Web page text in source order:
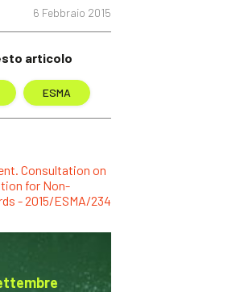
6 Febbraio 2015
articolo
ESMA
Consultation on
for Non-
- 2015/ESMA/234